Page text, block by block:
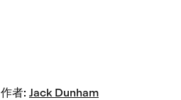
作者: Jack Dunham